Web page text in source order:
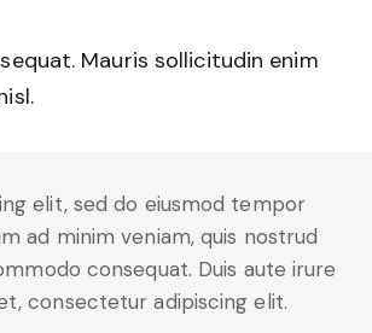
Mauris sollicitudin enim
elit, sed do eiusmod tempor
ad minim veniam, quis nostrud
consequat. Duis aute irure
consectetur adipiscing elit.